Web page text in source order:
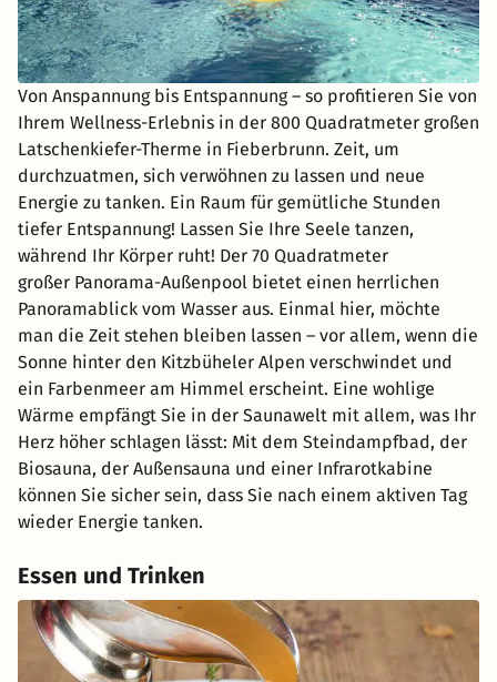
Von Anspannung bis Entspannung – so profitieren Sie von
Ihrem Wellness-Erlebnis in der 800 Quadratmeter großen
Latschenkiefer-Therme in Fieberbrunn. Zeit, um
durchzuatmen, sich verwöhnen zu lassen und neue
Energie zu tanken. Ein Raum für gemütliche Stunden
tiefer Entspannung! Lassen Sie Ihre Seele tanzen,
während Ihr Körper ruht! Der 70 Quadratmeter
großer Panorama-Außenpool bietet einen herrlichen
Panoramablick vom Wasser aus. Einmal hier, möchte
man die Zeit stehen bleiben lassen – vor allem, wenn die
Sonne hinter den Kitzbüheler Alpen verschwindet und
ein Farbenmeer am Himmel erscheint. Eine wohlige
Wärme empfängt Sie in der Saunawelt mit allem, was Ihr
Herz höher schlagen lässt: Mit dem Steindampfbad, der
Biosauna, der Außensauna und einer Infrarotkabine
können Sie sicher sein, dass Sie nach einem aktiven Tag
wieder Energie tanken.
Essen und Trinken